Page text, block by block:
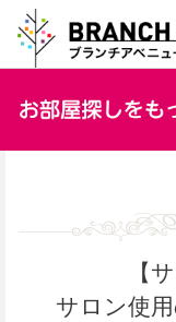
【
サロン使